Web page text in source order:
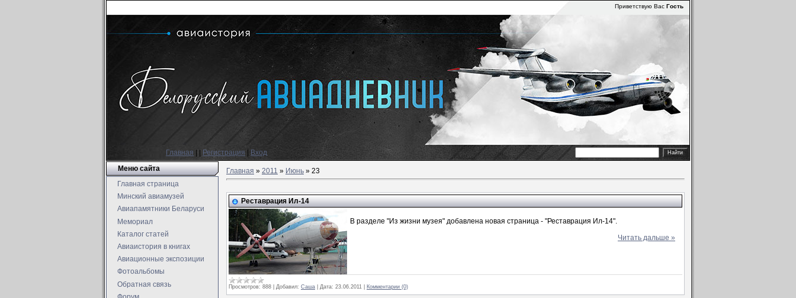
Приветствую Вас Гость
Главная Регистрация
Вход
Меню сайта
Главная страница
Минский авиамузей
Авиапамятники Беларуси
Мемориал
Каталог статей
Авиаистория в книгах
Авиационные экспозиции
Фотоальбомы
Обратная связь
Главная»2011 » Июнь » 23
Реставрация Ил-14
В разделе "Из жизни музея" добавлена новая страница - "Реставрация Ил-14".
Читать дальше »
Просмотров: 888 Добавил: Саша Дата: 23.06.2011 Комментарии (0)